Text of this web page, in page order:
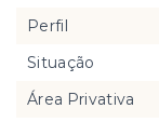
Perfil
Situação
Área Privativa